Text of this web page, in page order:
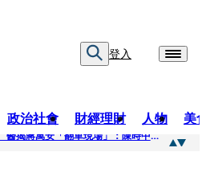
登入
政治社會 財經理財 人物 美
慈濟買BNT遭詐10.6億！ 醫揭蔣萬安「翻車現場」：陳時中當年是阻止被騙